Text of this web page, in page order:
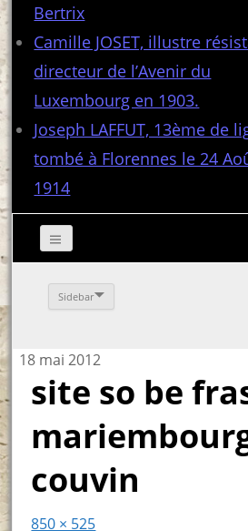
Bertrix
Camille JOSET, illustre
directeur de l’Avenir du
Luxembourg en 1903.
Joseph LAFFUT, 13ème de
tombé à Florennes le 24
1914
Sidebar
18 mai 2012
site so be
couvin
850 × 525